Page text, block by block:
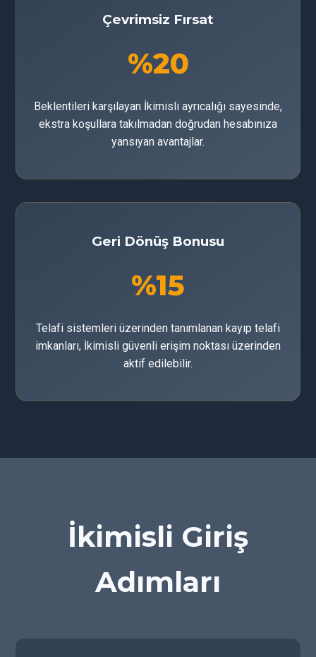
Çevrimsiz Fırsat
%20
Beklentileri karşılayan İkimisli ayrıcalığı sayesinde,
ekstra koşullara takılmadan doğrudan hesabınıza
yansıyan avantajlar.
Geri Dönüş Bonusu
%15
Telafi sistemleri üzerinden tanımlanan kayıp telafi
imkanları, İkimisli güvenli erişim noktası üzerinden
aktif edilebilir.
İkimisli Giriş
Adımları